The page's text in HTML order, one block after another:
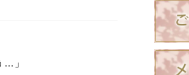
…」